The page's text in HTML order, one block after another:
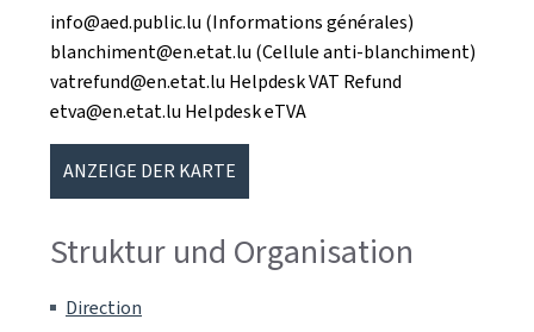
info@aed.public.lu (Informations générales)
blanchiment@en.etat.lu (Cellule anti-blanchiment)
vatrefund@en.etat.lu Helpdesk VAT Refund
etva@en.etat.lu Helpdesk eTVA
ANZEIGE DER KARTE
Struktur und Organisation
Direction